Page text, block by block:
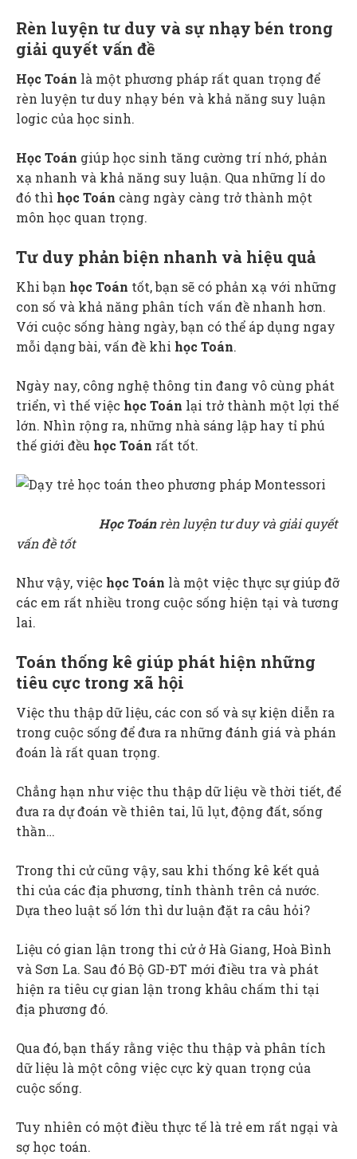
Rèn luyện tư duy và sự nhạy bén trong
giải quyết vấn đề
Học Toán là một phương pháp rất quan trọng để
rèn luyện tư duy nhạy bén và khả năng suy luận
logic của học sinh.
Học Toán giúp học sinh tăng cường trí nhớ, phản
xạ nhanh và khả năng suy luận. Qua những lí do
đó thì học Toán càng ngày càng trở thành một
môn học quan trọng.
Tư duy phản biện nhanh và hiệu quả
Khi bạn học Toán tốt, bạn sẽ có phản xạ với những
con số và khả năng phân tích vấn đề nhanh hơn.
Với cuộc sống hàng ngày, bạn có thể áp dụng ngay
mỗi dạng bài, vấn đề khi học Toán.
Ngày nay, công nghệ thông tin đang vô cùng phát
triển, vì thế việc học Toán lại trở thành một lợi thế
lớn. Nhìn rộng ra, những nhà sáng lập hay tỉ phú
thế giới đều học Toán rất tốt.
Học Toán rèn luyện tư duy và giải quyết
vấn đề tốt
Như vậy, việc học Toán là một việc thực sự giúp đỡ
các em rất nhiều trong cuộc sống hiện tại và tương
lai.
Toán thống kê giúp phát hiện những
tiêu cực trong xã hội
Việc thu thập dữ liệu, các con số và sự kiện diễn ra
trong cuộc sống để đưa ra những đánh giá và phán
đoán là rất quan trọng.
Chẳng hạn như việc thu thập dữ liệu về thời tiết, để
đưa ra dự đoán về thiên tai, lũ lụt, động đất, sống
thần…
Trong thi cử cũng vậy, sau khi thống kê kết quả
thi của các địa phương, tỉnh thành trên cả nước.
Dựa theo luật số lớn thì dư luận đặt ra câu hỏi?
Liệu có gian lận trong thi cử ở Hà Giang, Hoà Bình
và Sơn La. Sau đó Bộ GD-ĐT mới điều tra và phát
hiện ra tiêu cự gian lận trong khâu chấm thi tại
địa phương đó.
Qua đó, bạn thấy rằng việc thu thập và phân tích
dữ liệu là một công việc cực kỳ quan trọng của
cuộc sống.
Tuy nhiên có một điều thực tế là trẻ em rất ngại và
sợ học toán.